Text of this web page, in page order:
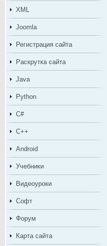
XML
Joomla
Регистрация сайта
Раскрутка сайта
Java
Python
C#
C++
Android
Учебники
Видеоуроки
Софт
Форум
Карта сайта